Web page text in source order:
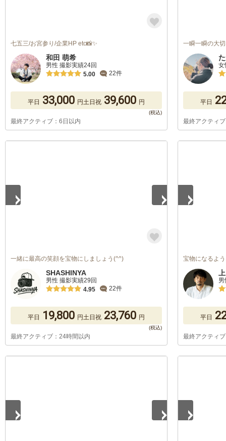
七五三/お宮参り/企業HP etc📸✨
和田 萌希
男性 撮影実績24回
5.00
22件
平日 33,000 円土日祝 39,600 円
最終アクティブ：6日以内
一瞬一瞬の大
女
平日
最終アクティ
一緒に最高の笑顔を宝物にしましょう(^^)
SHASHINYA
男性 撮影実績29回
4.95
22件
平日 19,800 円土日祝 23,760 円
最終アクティブ：24時間以内
宝物になるよ
男
平日
最終アクティ